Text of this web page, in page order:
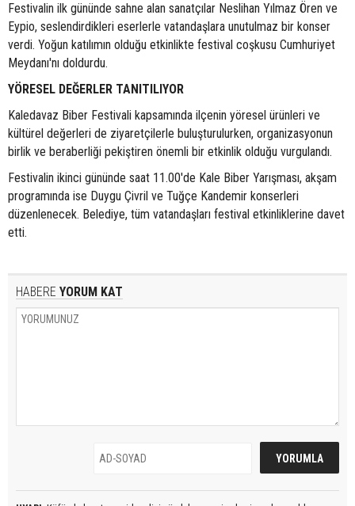
Festivalin ilk gününde sahne alan sanatçılar Neslihan Yılmaz Ören ve
Eypio, seslendirdikleri eserlerle vatandaşlara unutulmaz bir konser
verdi. Yoğun katılımın olduğu etkinlikte festival coşkusu Cumhuriyet
Meydanı'nı doldurdu.
YÖRESEL DEĞERLER TANITILIYOR
Kaledavaz Biber Festivali kapsamında ilçenin yöresel ürünleri ve
kültürel değerleri de ziyaretçilerle buluşturulurken, organizasyonun
birlik ve beraberliği pekiştiren önemli bir etkinlik olduğu vurgulandı.
Festivalin ikinci gününde saat 11.00'de Kale Biber Yarışması, akşam
programında ise Duygu Çivril ve Tuğçe Kandemir konserleri
düzenlenecek. Belediye, tüm vatandaşları festival etkinliklerine davet
etti.
HABERE YORUM KAT